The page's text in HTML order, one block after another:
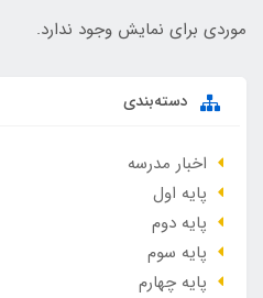
موردی برای نمایش وجود ندارد.
دسته‌بندی
اخبار مدرسه
پایه اول
پایه دوم
پایه سوم
پایه چهارم